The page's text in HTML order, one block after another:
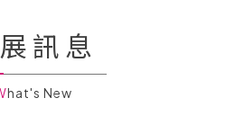
參展訊息
What's New